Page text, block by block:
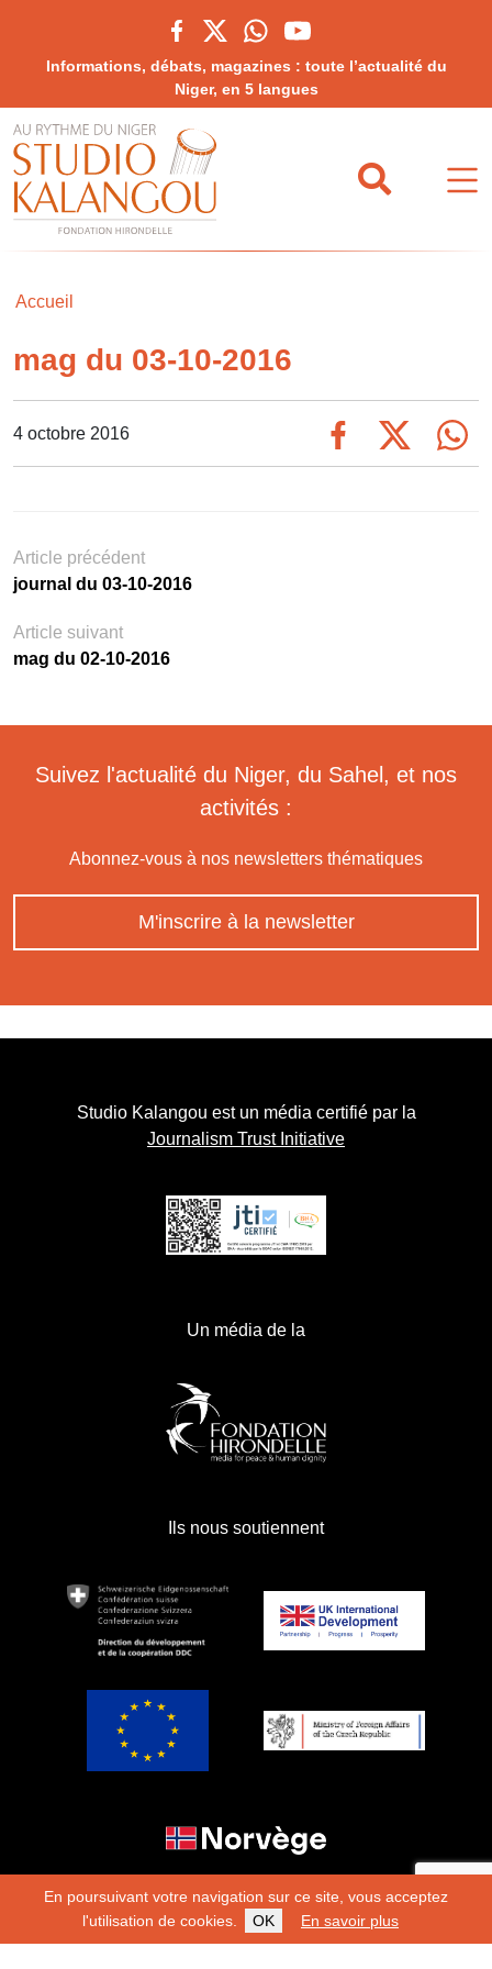
En poursuivant votre navigation sur ce site, vous acceptez
l'utilisation de cookies.
OK En savoir plus
Informations, débats, magazines : toute l’actualité du
Niger, en 5 langues
Accueil
mag du 03-10-2016
4 octobre 2016
Article précédent
journal du 03-10-2016
Article suivant
mag du 02-10-2016
Suivez l'actualité du Niger, du Sahel, et nos
activités :
Abonnez-vous à nos newsletters thématiques
M'inscrire à la newsletter
Studio Kalangou est un média certifié par la
Journalism Trust Initiative
Un média de la
Ils nous soutiennent